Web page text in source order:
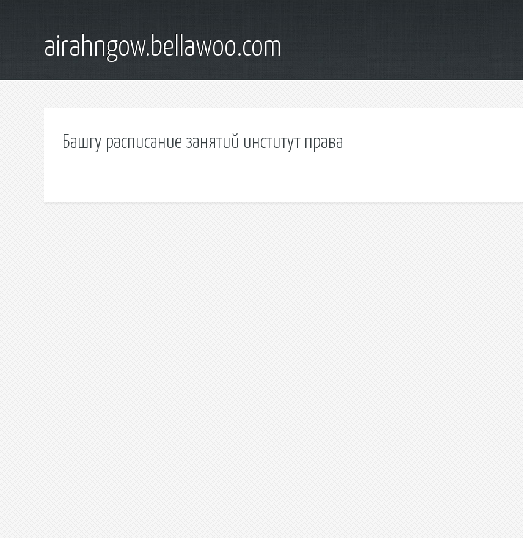
airahngow.bellawoo.com
Башгу расписание занятий институт права